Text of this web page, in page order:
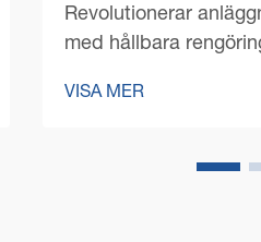
Revolutionerar
med hållbara
dramatisk
Moderna
VISA MER